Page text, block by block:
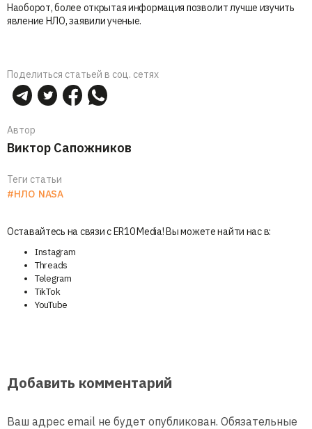
Наоборот, более открытая информация позволит лучше изучить
явление НЛО, заявили ученые.
Поделиться статьей в соц. сетях
Автор
Виктор Сапожников
Теги статьи
#НЛО NASA
Оставайтесь на связи с ER10 Media! Вы можете найти нас в:
Instagram
Threads
Telegram
TikTok
YouTube
Добавить комментарий
Ваш адрес email не будет опубликован. Обязательные